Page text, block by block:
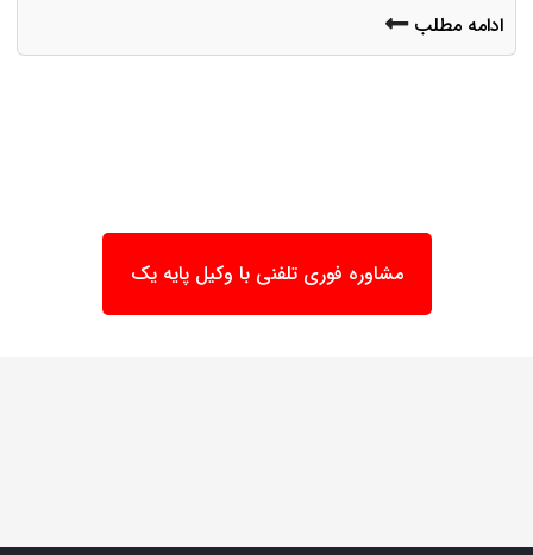
ادامه مطلب
مشاوره فوری تلفنی با وکیل پایه یک